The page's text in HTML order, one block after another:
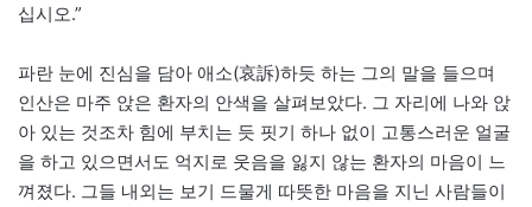
십시오.”
파란 눈에 진심을 담아 애소(哀訴)하듯 하는 그의 말을 들으며
인산은 마주 앉은 환자의 안색을 살펴보았다. 그 자리에 나와 앉
아 있는 것조차 힘에 부치는 듯 핏기 하나 없이 고통스러운 얼굴
을 하고 있으면서도 억지로 웃음을 잃지 않는 환자의 마음이 느
껴졌다. 그들 내외는 보기 드물게 따뜻한 마음을 지닌 사람들이